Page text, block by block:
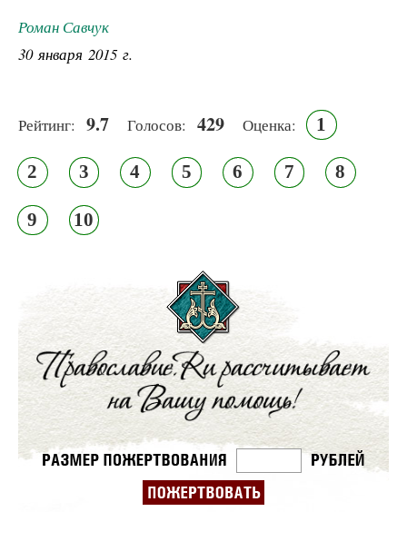
Роман Савчук
30 января 2015 г.
Рейтинг: 9.7 Голосов: 429 Оценка: 1
2 3 4 5 6 7 8
9 10